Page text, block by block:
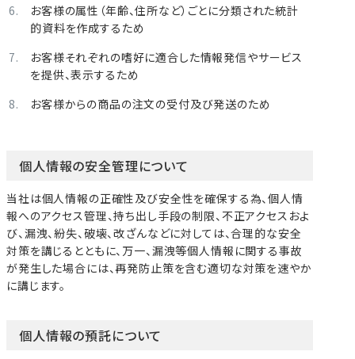
お客様の属性（年齢、住所など）ごとに分類された統計
的資料を作成するため
お客様それぞれの嗜好に適合した情報発信やサービス
を提供、表示するため
お客様からの商品の注文の受付及び発送のため
個人情報の安全管理について
当社は個人情報の正確性及び安全性を確保する為、個人情
報へのアクセス管理、持ち出し手段の制限、不正アクセスおよ
び、漏洩、紛失、破壊、改ざんなどに対しては、合理的な安全
対策を講じるとともに、万一、漏洩等個人情報に関する事故
が発生した場合には、再発防止策を含む適切な対策を速やか
に講じます。
個人情報の預託について